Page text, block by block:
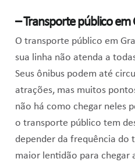
– Transporte público em
O transporte público em
sua linha não atenda a
Seus ônibus podem até
atrações, mas muitos
não há como chegar neles
o transporte público tem
depender da frequência do
maior lentidão para chegar